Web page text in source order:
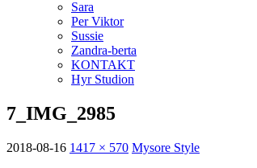
Sara
Per Viktor
Sussie
Zandra-berta
KONTAKT
Hyr Studion
7_IMG_2985
2018-08-16 1417 × 570 Mysore Style